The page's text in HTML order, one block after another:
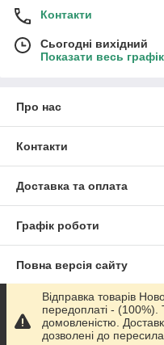
Контакти
Сьогодні вихідний
Показати весь
Про нас
Контакти
Доставка та оплата
Графік роботи
Повна версія сайту
Сайт створено на
Відправка товарів
передоплаті - (100%).
домовленістю.
дозволені до